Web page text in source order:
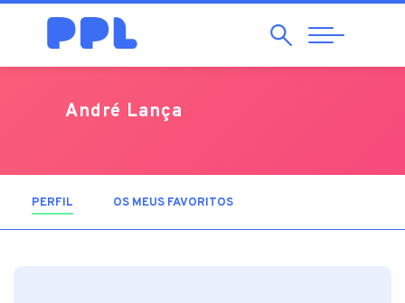
Pesquisar
Abrir
Navegação
André Lança
PERFIL (SEPARADOR ATIVO)
OS MEUS FAVORITOS